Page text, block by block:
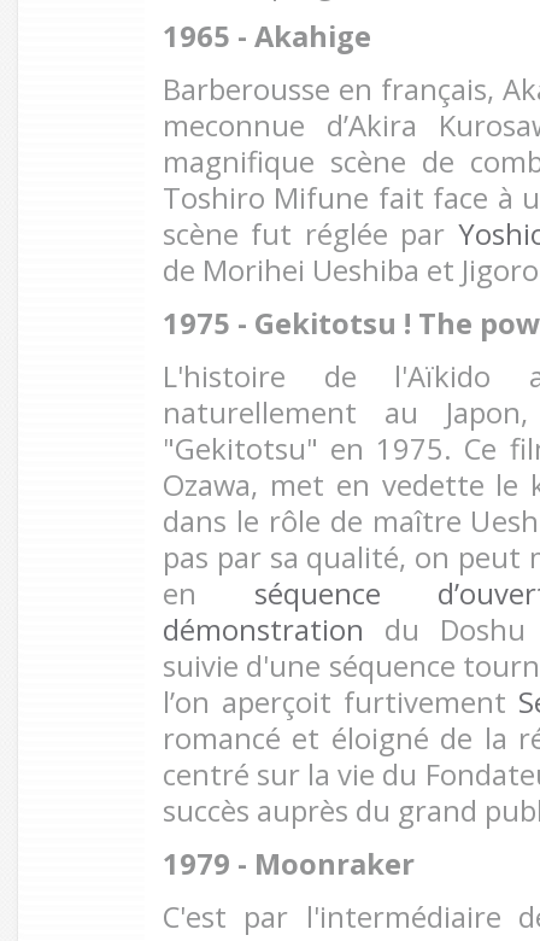
1965 - Akahige
Barberousse en français,
meconnue d’Akira
magnifique scène de
Toshiro Mifune fait face à
scène fut réglée par
de Morihei Ueshiba et
1975 - Gekitotsu ! The
L'histoire de l'Aïkido
naturellement au
"Gekitotsu" en 1975. Ce
Ozawa, met en vedette le
dans le rôle de maître
pas par sa qualité, on peut
en séquence
démonstration du
suivie d'une séquence
l’on aperçoit furtivement
romancé et éloigné de la
centré sur la vie du
succès auprès du grand
1979 - Moonraker
C'est par l'intermédiaire